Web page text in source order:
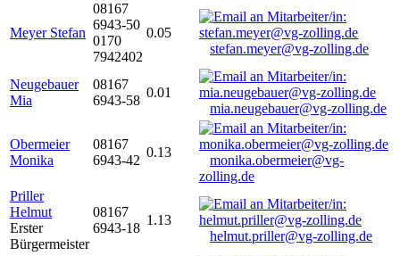
Meyer Stefan
08167
6943-50
0170
7942402
0.05
stefan.meyer@vg-zolling.de
Neugebauer
Mia
08167
6943-58
0.01
mia.neugebauer@vg-zolling.de
Obermeier
Monika
08167
6943-42
0.13
monika.obermeier@vg-
zolling.de
Priller
Helmut
Erster
Bürgermeister
08167
6943-18
1.13
helmut.priller@vg-zolling.de